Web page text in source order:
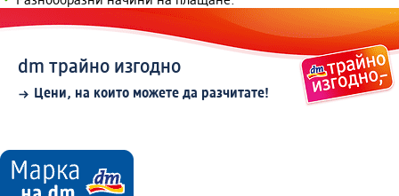
dm трайно изгодно
Цени, на които можете да разчитате!